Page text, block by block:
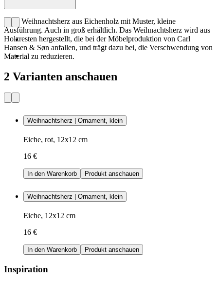
CHS Weihnachtsherz aus Eichenholz mit Muster, kleine
Ausführung. Auch in groß erhältlich. Das Weihnachtsherz wird aus
Holzresten hergestellt, die bei der Möbelproduktion von Carl
Hansen & Søn anfallen, und trägt dazu bei, die Verschwendung von
Material zu reduzieren.
2 Varianten anschauen
Weihnachtsherz | Ornament, klein
Eiche, rot, 12x12 cm
16 €
In den Warenkorb Produkt anschauen
Weihnachtsherz | Ornament, klein
Eiche, 12x12 cm
16 €
In den Warenkorb Produkt anschauen
Inspiration